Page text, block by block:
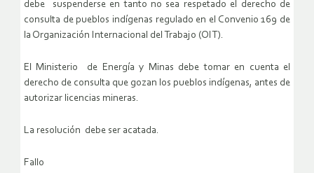
debe suspenderse en tanto no sea respetado el derecho de
consulta de pueblos indígenas regulado en el Convenio 169 de
la Organización Internacional del Trabajo (OIT).
El Ministerio de Energía y Minas debe tomar en cuenta el
derecho de consulta que gozan los pueblos indígenas, antes de
autorizar licencias mineras.
La resolución debe ser acatada.
Fallo